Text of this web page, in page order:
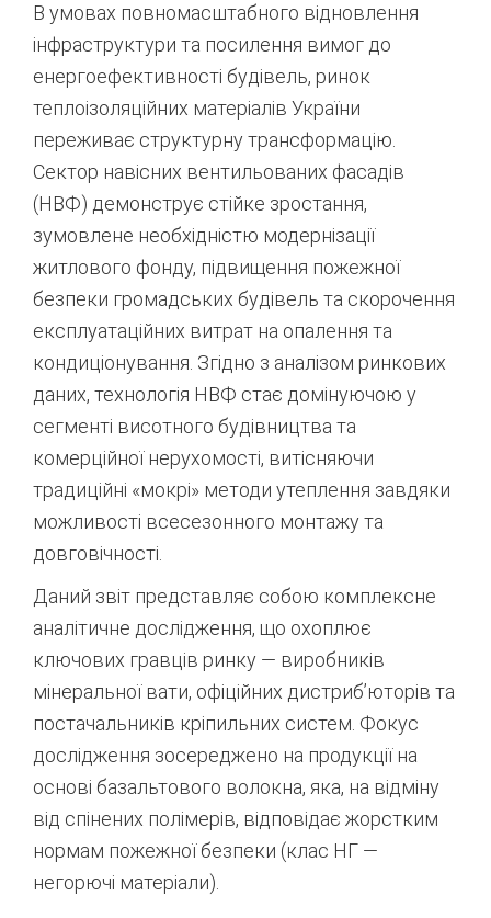
В умовах повномасштабного відновлення
інфраструктури та посилення вимог до
енергоефективності будівель, ринок
теплоізоляційних матеріалів України
переживає структурну трансформацію.
Сектор навісних вентильованих фасадів
(НВФ) демонструє стійке зростання,
зумовлене необхідністю модернізації
житлового фонду, підвищення пожежної
безпеки громадських будівель та скорочення
експлуатаційних витрат на опалення та
кондиціонування. Згідно з аналізом ринкових
даних, технологія НВФ стає домінуючою у
сегменті висотного будівництва та
комерційної нерухомості, витісняючи
традиційні «мокрі» методи утеплення завдяки
можливості всесезонного монтажу та
довговічності.
Даний звіт представляє собою комплексне
аналітичне дослідження, що охоплює
ключових гравців ринку — виробників
мінеральної вати, офіційних дистриб’юторів та
постачальників кріпильних систем. Фокус
дослідження зосереджено на продукції на
основі базальтового волокна, яка, на відміну
від спінених полімерів, відповідає жорстким
нормам пожежної безпеки (клас НГ —
негорючі матеріали).